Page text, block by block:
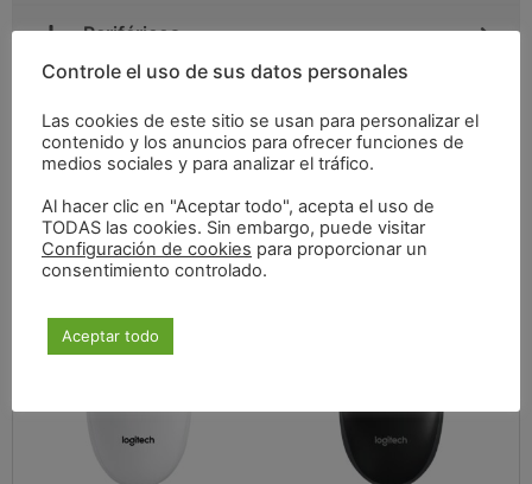
Periféricos
Sonido / Multimedia
TPV
Controle el uso de sus datos personales
Las cookies de este sitio se usan para personalizar el
contenido y los anuncios para ofrecer funciones de
medios sociales y para analizar el tráfico.
Al hacer clic en "Aceptar todo", acepta el uso de
TODAS las cookies. Sin embargo, puede visitar
Configuración de cookies para proporcionar un
consentimiento controlado.
Aceptar todo